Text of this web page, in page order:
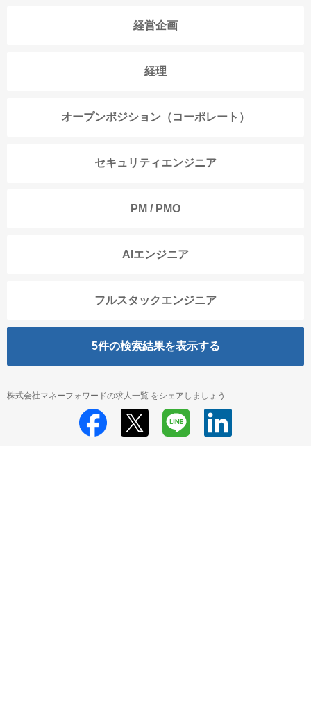
経営企画
経理
オープンポジション（コーポレート）
セキュリティエンジニア
PM / PMO
AIエンジニア
フルスタックエンジニア
5件の検索結果を表示する
株式会社マネーフォワードの求人一覧 をシェアしましょう